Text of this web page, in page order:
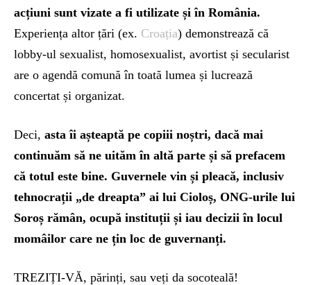
acțiuni sunt vizate a fi utilizate și în România.
Experiența altor țări (ex. Croația) demonstrează că
lobby-ul sexualist, homosexualist, avortist și secularist
are o agendă comună în toată lumea și lucrează
concertat și organizat.
Deci, asta îi așteaptă pe copiii noștri, dacă mai
continuăm să ne uităm în altă parte și să prefacem
că totul este bine. Guvernele vin și pleacă, inclusiv
tehnocrații „de dreapta” ai lui Cioloș, ONG-urile lui
Soroș rămân, ocupă instituții și iau decizii în locul
momâilor care ne țin loc de guvernanți.
TREZIȚI-VĂ, părinți, sau veți da socoteală!